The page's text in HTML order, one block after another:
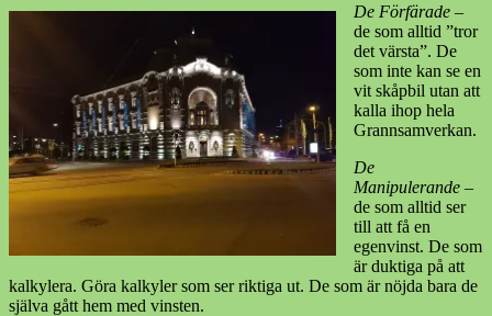
De Förfärade –
de som alltid ”tror
det värsta”. De
som inte kan se en
vit skåpbil utan att
kalla ihop hela
Grannsamverkan.
De
Manipulerande –
de som alltid ser
till att få en
egenvinst. De som
är duktiga på att
kalkylera. Göra kalkyler som ser riktiga ut. De som är nöjda bara de
själva gått hem med vinsten.